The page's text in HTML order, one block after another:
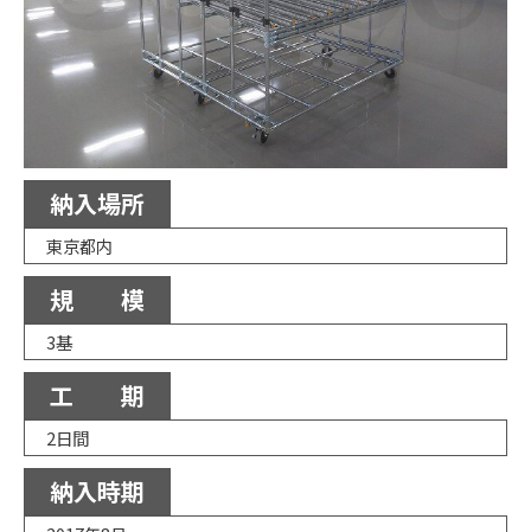
納入場所
東京都内
規 模
3基
工 期
2日間
納入時期